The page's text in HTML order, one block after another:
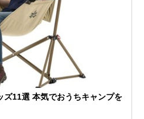
ズ11選 本気でおうちキャンプを